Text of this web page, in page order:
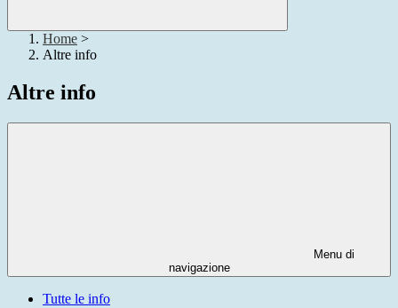
Home >
Altre info
Altre info
Menu di
navigazione
Tutte le info